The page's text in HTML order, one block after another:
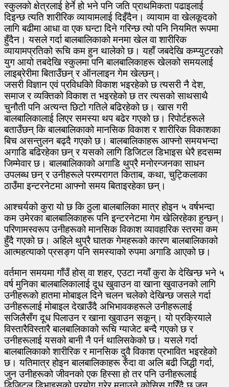
स्कुलको क्षेत्रलाई हेर्ने हो भने पनि जति प्राथमिकता पढाइलाई
दिइन्छ त्यति शारीरिक व्यायामलाई दिइँदैन। व्यायाम वा खेलकूदको
लागि बढीमा आधा वा एक घन्टा दिने गरिन्छ त्यो पनि नियमित रूपमा
हुँदैन। यसले गर्दा बालबालिकाको मनमा खेल वा शारीरिक
व्यायामप्रतिको रूचि कम हुन थालेको छ। यहाँ जबदेखि कम्प्युटरको
युग आयो तबदेखि स्कुलमा पनि बालबालिकाहरू खेलको समयलाई
लाइब्रेरीमा बिताउँछन् र ऑनलाइन गेम खेल्छन्।
जसरी विज्ञान एवं प्रविधकिो विकाश भइरहेको छ त्यसरी नै देश,
समाज र व्यक्तिको विकाश त भइरहेको छ तर त्यसको साथसाथै
चुनौती पनि अत्यन्त छिटो गतिले बढिरहेको छ। खास गरी
बालबालिकालाई लिएर समस्या थप बढेर गएको छ। रिपोर्टहरूले
बताउँछन् कि बालबालिकाको मानसिक विकाश र शारीरिक विकाशका
बिच असन्तुलन बढ्दै गएको छ। बालबालिकाहरू आफ्नो समयभन्दा
अगाडि बढिरहेका छन् र यसको लागि डिजिटल डिभाइस धेरै हदसम्म
जिम्मेवार छ। बालबालिकाको अगाडि थुप्रै मनोरन्जनका साधन
उपलब्ध छन् र उनीहरूले परम्परागत किताब, कथा, चुट्किलाका
ठाउँमा इन्टरनेटमा आफ्नो समय बिताइरहेका छन्।
आश्चर्यको कुरा यो छ कि ठुला बालबालिका मात्र होइन ५ वर्षभन्दा
कम उमेरका बालबालिकाहरू पनि इन्टरनेटमा गेम खेलिरहेका हुन्छन्।
परिणामस्वरूप उनीहरूको मानसिक विकाश व्यावहारिक स्तरमा कम
हुँदै गएको छ। अहिले थुप्रै घातक गेमहरूको कारण बालबालिकाको
आत्महत्याको प्रसङ्ग पनि समस्याको रुपमा अगाडि आएको छ।
वर्तमान समयमा गाँउँ होस् वा शहर, एउटा नयाँ कुरा के देखिन्छ भने ५
वर्ष मुनिका बालबालिकालाई दूध खुवाउन वा खाना खुवाउनको लागि
उनीहरूको हातमा मोबाइल दिने चलन चलेको देखिन्छ जसले गर्दा
उनीहरूलाई मोबाइल देखाउँदै अभिभावकहरूले उनीहरूलाई
सजिलैसँग दूध पिलाउन र खाना खुवाउन सकून्। यो प्रक्रियाले
विस्तारैविस्तारै बालबालिकाको रूचि ग्याजेट बन्दै गएको छ र
उनीहरूलाई यसको बानी नै पर्न थालिसकेको छ। यसले गर्दा
बालबालिकाको शारीरिक र मानसिक दुवै विकाश प्रभावित भइरहेको
छ। यतिमात्र होइन बालबालिकाहरू रुँदा वा अलि बढी जिद्धी गर्दा,
जुन उनीहरूको जीवनको एक हिस्सा हो तर पनि उनीहरूलाई